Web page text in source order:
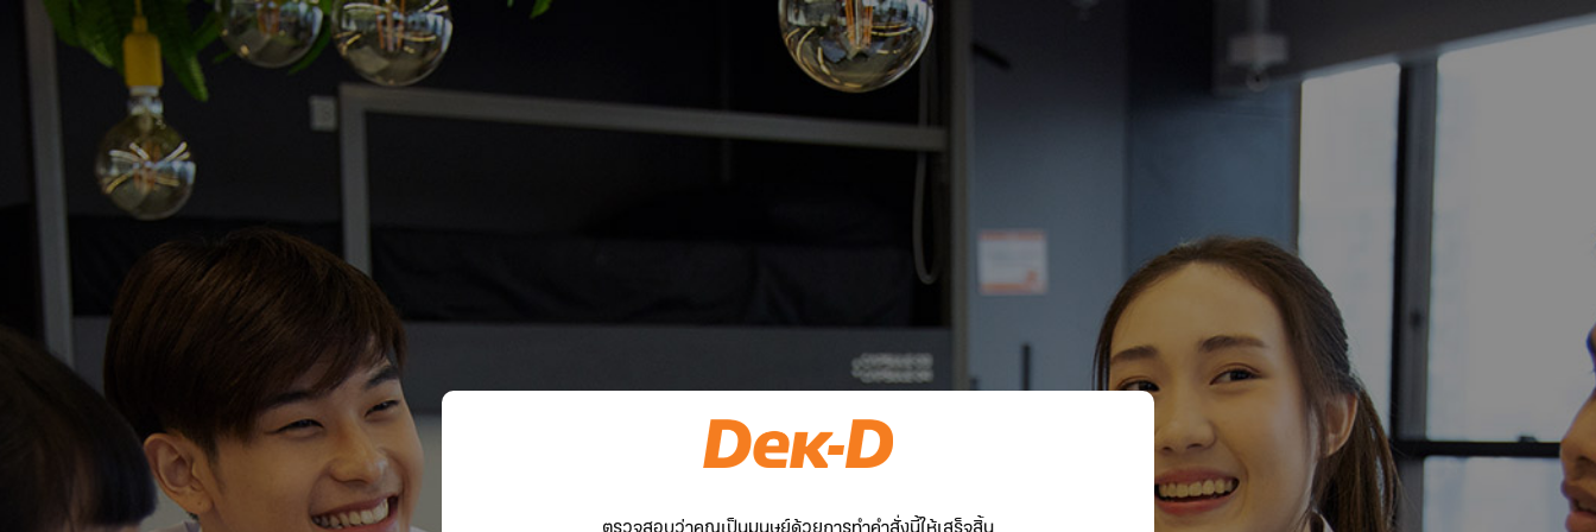
ตรวจสอบว่าคุณเป็นมนุษย์ด้วยการทำคำสั่งนี้ให้เสร็จสิ้น